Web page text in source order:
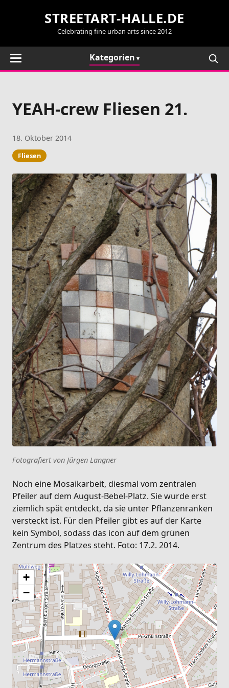
STREETART-HALLE.DE
Celebrating fine urban arts since 2012
Kategorien
YEAH-crew Fliesen 21.
18. Oktober 2014
Fliesen
Fotografiert von Jürgen Langner
Noch eine Mosaikarbeit, diesmal vom zentralen
Pfeiler auf dem August-Bebel-Platz. Sie wurde erst
ziemlich spät entdeckt, da sie unter Pflanzenranken
versteckt ist. Für den Pfeiler gibt es auf der Karte
kein Symbol, sodass das icon auf dem grünen
Zentrum des Platzes steht. Foto: 17.2. 2014.
+
−